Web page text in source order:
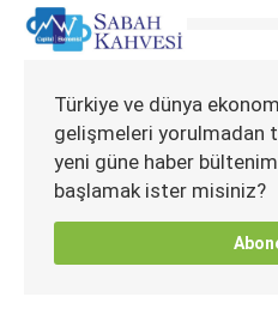
Türkiye ve dünya
gelişmeleri yorulmadan
yeni güne haber
başlamak ister misiniz?